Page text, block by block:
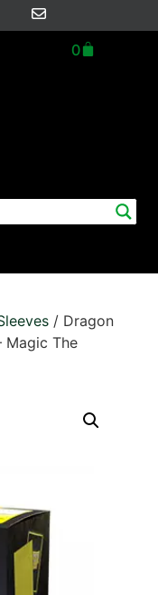
0
/ Dragon
Magic The